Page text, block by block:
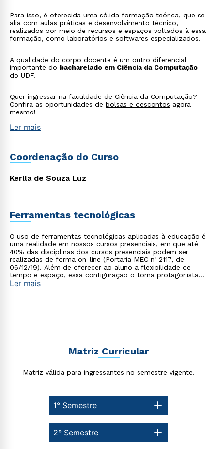
Para isso, é oferecida uma sólida formação teórica, que se
alia com aulas práticas e desenvolvimento técnico,
realizados por meio de recursos e espaços voltados à essa
formação, como laboratórios e softwares especializados.
A qualidade do corpo docente é um outro diferencial
importante do bacharelado em Ciência da Computação
do UDF.
Quer ingressar na faculdade de Ciência da Computação?
Confira as oportunidades de bolsas e descontos agora
mesmo!
Ler mais
Coordenação do Curso
Kerlla de Souza Luz
Ferramentas tecnológicas
O uso de ferramentas tecnológicas aplicadas à educação é
uma realidade em nossos cursos presenciais, em que até
40% das disciplinas dos cursos presenciais podem ser
realizadas de forma on-line (Portaria MEC nº 2117, de
06/12/19). Além de oferecer ao aluno a flexibilidade de
tempo e espaço, essa configuração o torna protagonista
no processo de construção do seu conhecimento.
Ler mais
Matriz Curricular
Matriz válida para ingressantes no semestre vigente.
1° Semestre
2° Semestre
Rápido e fácil
WhatsApp